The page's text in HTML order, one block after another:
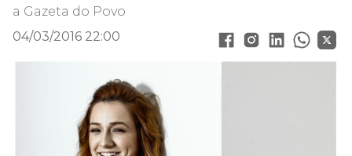
a Gazeta do Povo
04/03/2016 22:00